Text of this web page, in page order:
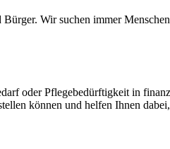
Wir suchen immer
oder Pflegebedürftigkeit in
können und helfen Ihnen